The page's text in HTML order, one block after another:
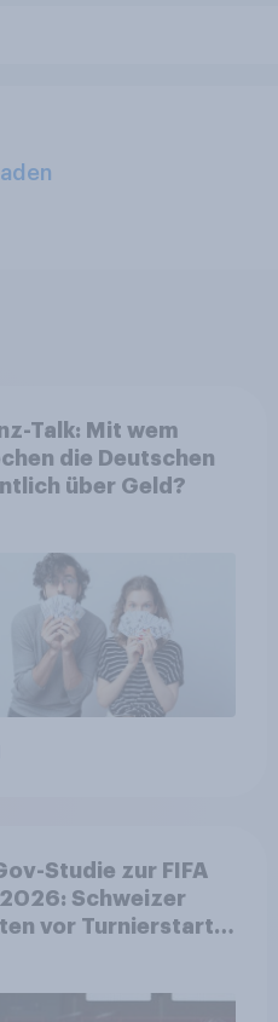
Talk: Mit wem
die Deutschen
über Geld?
Studie zur FIFA
Schweizer
vor Turnierstart